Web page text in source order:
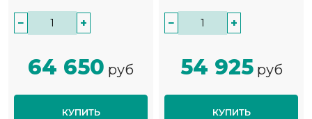
− +
64 650 руб
КУПИТЬ
− +
54 925руб
КУПИТЬ